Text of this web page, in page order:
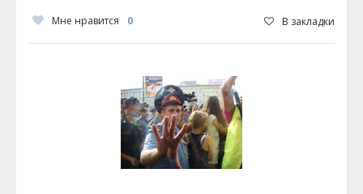
Мне нравится 0 В закладки